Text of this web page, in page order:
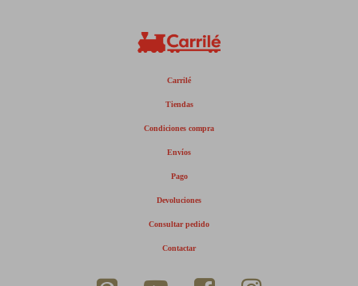
Carrilé
Tiendas
Condiciones compra
Envíos
Pago
Devoluciones
Consultar pedido
Contactar